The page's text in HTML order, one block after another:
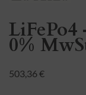
0%
503,36€